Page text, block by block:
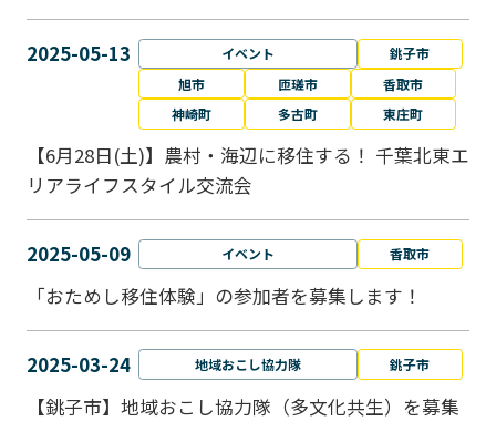
2025-05-13 イベント
銚子市
旭市
匝瑳市
香取市
神崎町
多古町 東庄町
【6月28日(土)】農村・海辺に移住する！ 千葉北東エ
リアライフスタイル交流会
2025-05-09 イベント 香取市
「おためし移住体験」の参加者を募集します！
2025-03-24 地域おこし協力隊 銚子市
【銚子市】地域おこし協力隊（多文化共生）を募集